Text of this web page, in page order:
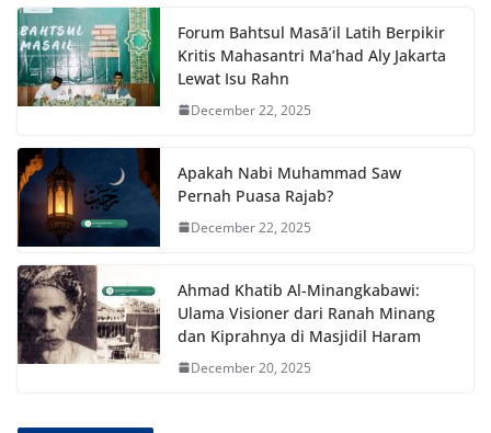
Forum Bahtsul Masā’il Latih Berpikir
Kritis Mahasantri Ma’had Aly Jakarta
Lewat Isu Rahn
December 22, 2025
Apakah Nabi Muhammad Saw
Pernah Puasa Rajab?
December 22, 2025
Ahmad Khatib Al-Minangkabawi:
Ulama Visioner dari Ranah Minang
dan Kiprahnya di Masjidil Haram
December 20, 2025